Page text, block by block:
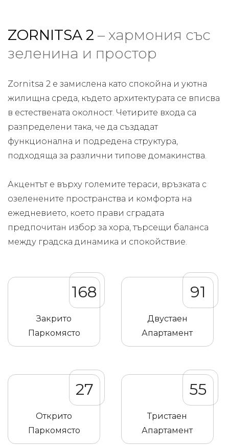
ZORNITSA 2 – хармония със
зеленина и простор
Zornitsa 2 е замислена като спокойна и уютна
жилищна среда, където архитектурата се вписва
в естествената околност. Четирите входа са
разпределени така, че да създадат
функционална и подредена структура,
подходяща за различни типове домакинства.
Акцентът е върху големите тераси, връзката с
озеленените пространства и комфорта на
ежедневието, което прави сградата
предпочитан избор за хора, търсещи баланса
между градска динамика и спокойствие.
168
Закрито
Паркомясто
91
Двустаен
Апартамент
27
Открито
Паркомясто
55
Тристаен
Апартамент